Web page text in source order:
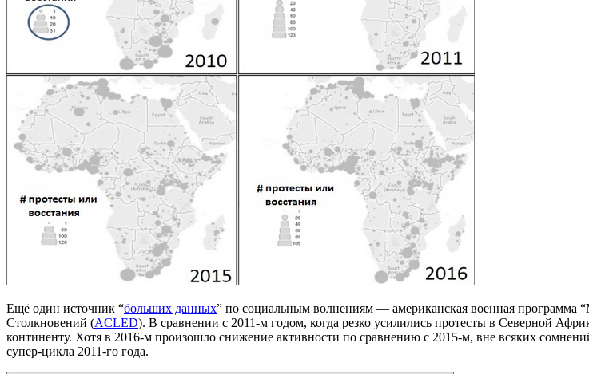
Ещё один источник “больших данных” по социальным волнениям — американская военная
Столкновений (ACLED). В сравнении с 2011-м годом, когда резко усилились протесты в Северной
континенту. Хотя в 2016-м произошло снижение активности по сравнению с 2015-м, вне всяких
супер-цикла 2011-го года.